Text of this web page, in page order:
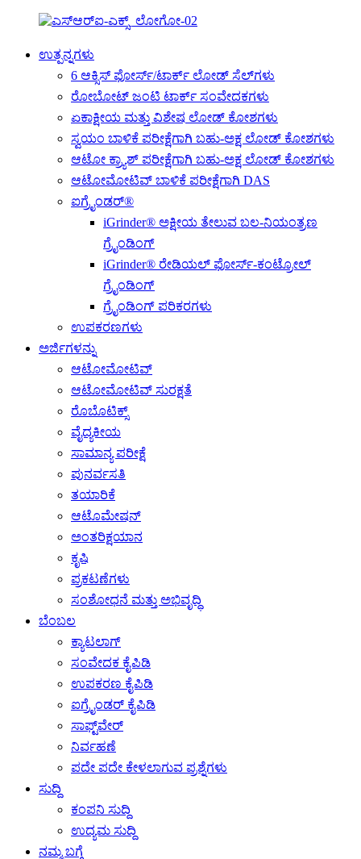
ಉತ್ಪನ್ನಗಳು
6 ಆಕ್ಸಿಸ್ ಫೋರ್ಸ್/ಟಾರ್ಕ್ ಲೋಡ್ ಸೆಲ್‌ಗಳು
ರೋಬೋಟ್ ಜಂಟಿ ಟಾರ್ಕ್ ಸಂವೇದಕಗಳು
ಏಕಾಕ್ಷೀಯ ಮತ್ತು ವಿಶೇಷ ಲೋಡ್ ಕೋಶಗಳು
ಸ್ವಯಂ ಬಾಳಿಕೆ ಪರೀಕ್ಷೆಗಾಗಿ ಬಹು-ಅಕ್ಷ ಲೋಡ್ ಕೋಶಗಳು
ಆಟೋ ಕ್ರ್ಯಾಶ್ ಪರೀಕ್ಷೆಗಾಗಿ ಬಹು-ಅಕ್ಷ ಲೋಡ್ ಕೋಶಗಳು
ಆಟೋಮೋಟಿವ್ ಬಾಳಿಕೆ ಪರೀಕ್ಷೆಗಾಗಿ DAS
ಐಗ್ರೈಂಡರ್®
iGrinder® ಅಕ್ಷೀಯ ತೇಲುವ ಬಲ-ನಿಯಂತ್ರಣ
ಗ್ರೈಂಡಿಂಗ್
iGrinder® ರೇಡಿಯಲ್ ಫೋರ್ಸ್-ಕಂಟ್ರೋಲ್
ಗ್ರೈಂಡಿಂಗ್
ಗ್ರೈಂಡಿಂಗ್ ಪರಿಕರಗಳು
ಉಪಕರಣಗಳು
ಅರ್ಜಿಗಳನ್ನು
ಆಟೋಮೋಟಿವ್
ಆಟೋಮೋಟಿವ್ ಸುರಕ್ಷತೆ
ರೊಬೊಟಿಕ್ಸ್
ವೈದ್ಯಕೀಯ
ಸಾಮಾನ್ಯ ಪರೀಕ್ಷೆ
ಪುನರ್ವಸತಿ
ತಯಾರಿಕೆ
ಆಟೊಮೇಷನ್
ಅಂತರಿಕ್ಷಯಾನ
ಕೃಷಿ
ಪ್ರಕಟಣೆಗಳು
ಸಂಶೋಧನೆ ಮತ್ತು ಅಭಿವೃದ್ಧಿ
ಬೆಂಬಲ
ಕ್ಯಾಟಲಾಗ್
ಸಂವೇದಕ ಕೈಪಿಡಿ
ಉಪಕರಣ ಕೈಪಿಡಿ
ಐಗ್ರೈಂಡರ್ ಕೈಪಿಡಿ
ಸಾಫ್ಟ್‌ವೇರ್
ನಿರ್ವಹಣೆ
ಪದೇ ಪದೇ ಕೇಳಲಾಗುವ ಪ್ರಶ್ನೆಗಳು
ಸುದ್ದಿ
ಕಂಪನಿ ಸುದ್ದಿ
ಉದ್ಯಮ ಸುದ್ದಿ
ನಮ್ಮ ಬಗ್ಗೆ